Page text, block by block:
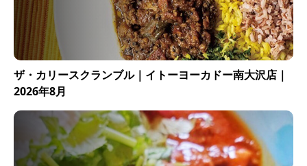
ザ・カリースクランブル｜イトーヨーカドー南大沢店｜
2026年8月